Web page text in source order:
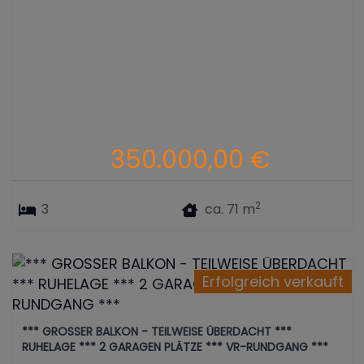
3 ca. 71 m2
350.000,00 €
Erfolgreich verkauft
*** GROSSER BALKON - TEILWEISE ÜBERDACHT ***
RUHELAGE *** 2 GARAGEN PLÄTZE *** VR-RUNDGANG ***